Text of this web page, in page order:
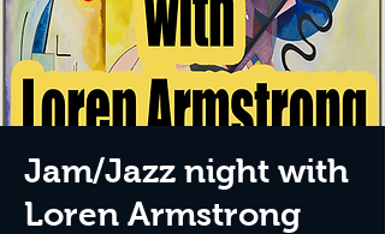
Jam/Jazz night with
Loren Armstrong